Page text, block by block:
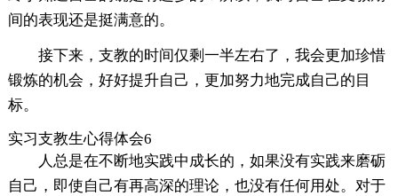
间的表现还是挺满意的。
接下来，支教的时间仅剩一半左右了，我会更加珍惜
锻炼的机会，好好提升自己，更加努力地完成自己的目
标。
实习支教生心得体会6
人总是在不断地实践中成长的，如果没有实践来磨砺
自己，即使自己有再高深的理论，也没有任何用处。对于